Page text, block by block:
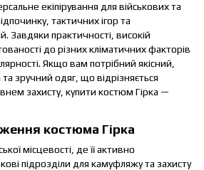
екіпірування для військових та
тактичних ігор та
Завдяки практичності, високій
до різних кліматичних факторів
Якщо вам потрібний якісний,
зручний одяг, що відрізняється
захисту, купити костюм Гірка —
костюма Гірка
місцевості, де її активно
підрозділи для камуфляжу та захисту